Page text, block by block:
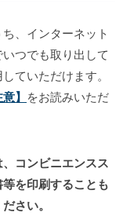
、インターネット
つでも取り出して
ていただけます。
】
をお読みいただ
コンビニエンスス
を印刷することも
さい。